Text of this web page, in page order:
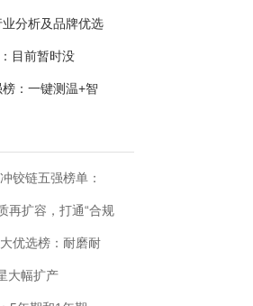
分析及品牌优选
目前暂时没
：一键测温+智
铰链五强榜单：
再扩容，打通“合规
优选榜：耐磨耐
大幅扩产